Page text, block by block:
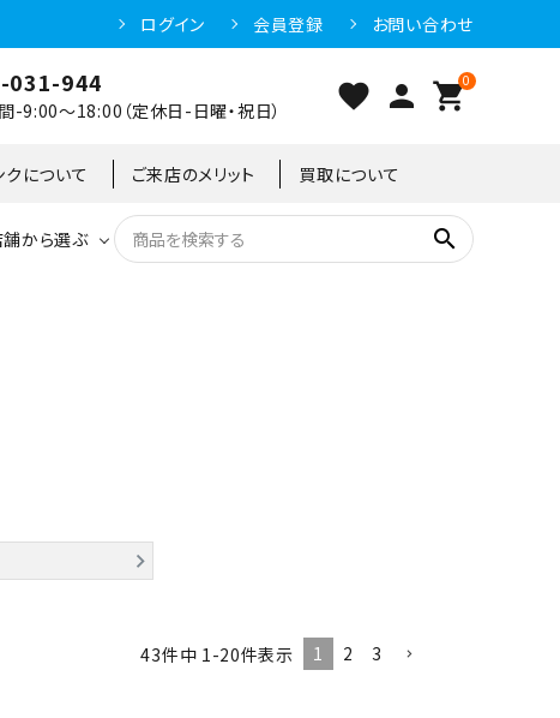
ログイン 会員登録 お問い合わせ
031-944
-9:00～18:00（定休日-日曜・祝日） favorite person 0
shopping_cart
クについて ご来店のメリット 買取について
製菓・製パン機器
異形
から選ぶ search
43件中 1-20件表示 1 2 3